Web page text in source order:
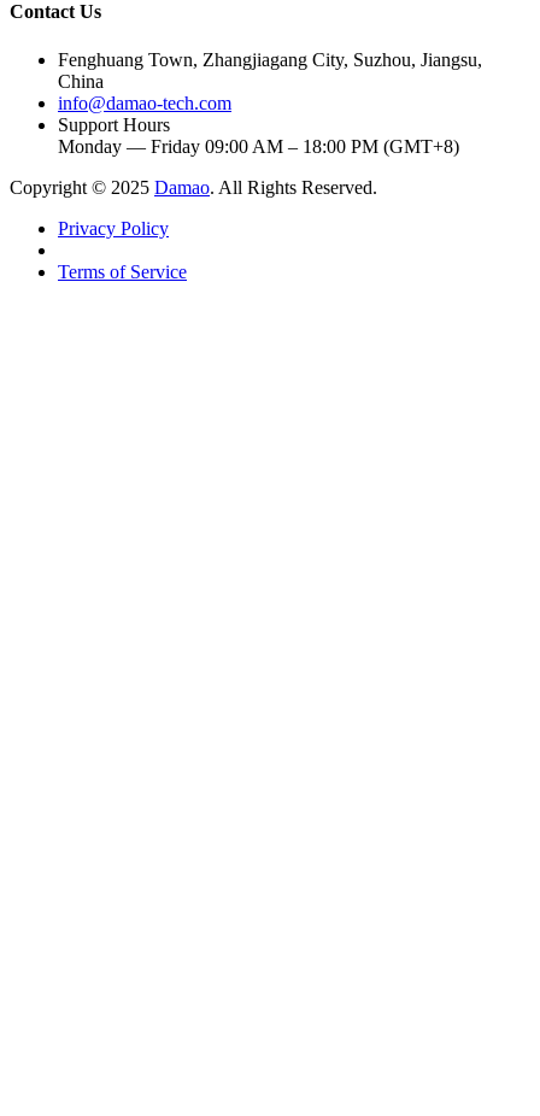
Contact Us
Fenghuang Town, Zhangjiagang City, Suzhou, Jiangsu,
China
info@damao-tech.com
Support Hours
Monday — Friday 09:00 AM – 18:00 PM (GMT+8)
Copyright © 2025 Damao. All Rights Reserved.
Privacy Policy
Terms of Service